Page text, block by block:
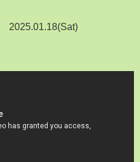
2025.01.18(Sat)